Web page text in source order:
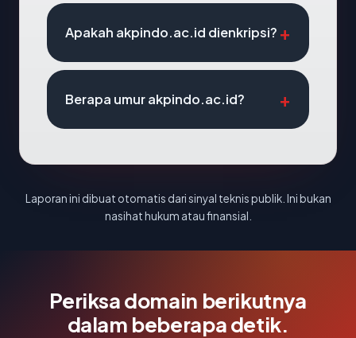
Apakah akpindo.ac.id dienkripsi?
Berapa umur akpindo.ac.id?
Laporan ini dibuat otomatis dari sinyal teknis publik. Ini bukan
nasihat hukum atau finansial.
Periksa domain berikutnya
dalam beberapa detik.